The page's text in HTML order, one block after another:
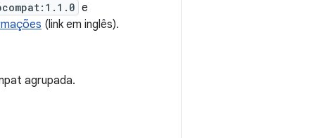
e
(link em inglês).
agrupada.